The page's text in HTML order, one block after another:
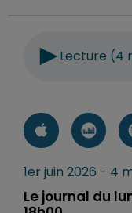
Lecture (4
1er juin 2026 - 4
Le journal du